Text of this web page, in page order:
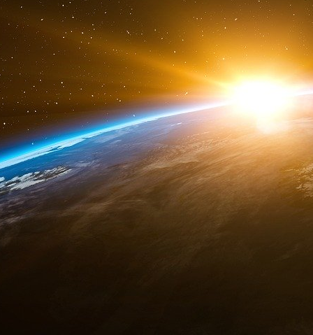
froide dans le laboratoire où il travaillait, à
Van Nguyen était entré dans la chambre
gaz empoisonné, qui l’avait rapidement
ans plus tôt, avait été isolé un virus de la
même souche que le virus du SRAS. Ce
transmissible aux êtres humains.
Le 9 février 2002, Victor Korshunov, 56 ans,
à l’Université d’État de Moscou, fut retrouvé
russes, Ivan Glebov et Alexi Brushlinski,
précédentes.
Le 11 février 2002, Ian Langford, 40 ans, est
en Angleterre.